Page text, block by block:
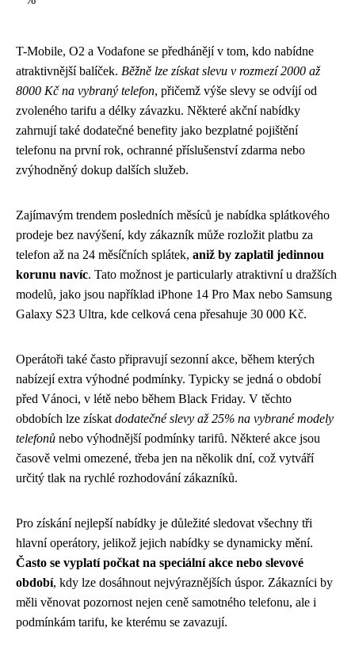
T-Mobile, O2 a Vodafone se předhánějí v tom, kdo nabídne
atraktivnější balíček. Běžně lze získat slevu v rozmezí 2000 až
8000 Kč na vybraný telefon, přičemž výše slevy se odvíjí od
zvoleného tarifu a délky závazku. Některé akční nabídky
zahrnují také dodatečné benefity jako bezplatné pojištění
telefonu na první rok, ochranné příslušenství zdarma nebo
zvýhodněný dokup dalších služeb.
Zajímavým trendem posledních měsíců je nabídka splátkového
prodeje bez navýšení, kdy zákazník může rozložit platbu za
telefon až na 24 měsíčních splátek, aniž by zaplatil jedinnou
korunu navíc. Tato možnost je particularly atraktivní u dražších
modelů, jako jsou například iPhone 14 Pro Max nebo Samsung
Galaxy S23 Ultra, kde celková cena přesahuje 30 000 Kč.
Operátoři také často připravují sezonní akce, během kterých
nabízejí extra výhodné podmínky. Typicky se jedná o období
před Vánoci, v létě nebo během Black Friday. V těchto
obdobích lze získat dodatečné slevy až 25% na vybrané modely
telefonů nebo výhodnější podmínky tarifů. Některé akce jsou
časově velmi omezené, třeba jen na několik dní, což vytváří
určitý tlak na rychlé rozhodování zákazníků.
Pro získání nejlepší nabídky je důležité sledovat všechny tři
hlavní operátory, jelikož jejich nabídky se dynamicky mění.
Často se vyplatí počkat na speciální akce nebo slevové
období, kdy lze dosáhnout nejvýraznějších úspor. Zákazníci by
měli věnovat pozornost nejen ceně samotného telefonu, ale i
podmínkám tarifu, ke kterému se zavazují.